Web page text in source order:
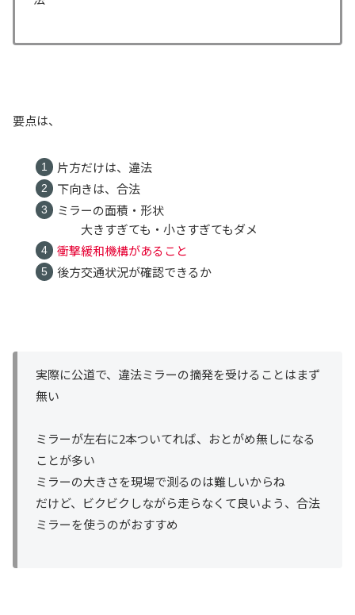
要点は、
片方だけは、違法
下向きは、合法
ミラーの面積・形状
大きすぎても・小さすぎてもダメ
衝撃緩和機構があること
後方交通状況が確認できるか
実際に公道で、違法ミラーの摘発を受けることはまず
無い
ミラーが左右に2本ついてれば、おとがめ無しになる
ことが多い
ミラーの大きさを現場で測るのは難しいからね
だけど、ビクビクしながら走らなくて良いよう、合法
ミラーを使うのがおすすめ